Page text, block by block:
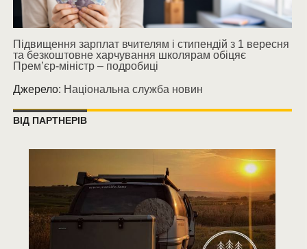
Підвищення зарплат вчителям і стипендій з 1 вересня
та безкоштовне харчування школярам обіцяє
Прем’єр-міністр – подробиці
Джерело: Національна служба новин
ВІД ПАРТНЕРІВ